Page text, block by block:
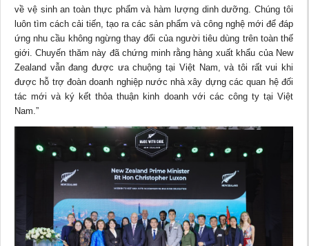
về vệ sinh an toàn thực phẩm và hàm lượng dinh dưỡng. Chúng tôi
luôn tìm cách cải tiến, tạo ra các sản phẩm và công nghệ mới để đáp
ứng nhu cầu không ngừng thay đổi của người tiêu dùng trên toàn thế
giới. Chuyến thăm này đã chứng minh rằng hàng xuất khẩu của New
Zealand vẫn đang được ưa chuộng tại Việt Nam, và tôi rất vui khi
được hỗ trợ đoàn doanh nghiệp nước nhà xây dựng các quan hệ đối
tác mới và ký kết thỏa thuận kinh doanh với các công ty tại Việt
Nam.”